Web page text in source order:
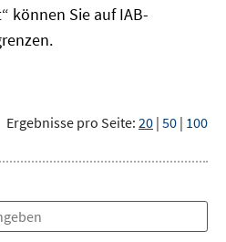
können Sie auf IAB-
Ergebnisse pro Seite: 20 | 50 | 100